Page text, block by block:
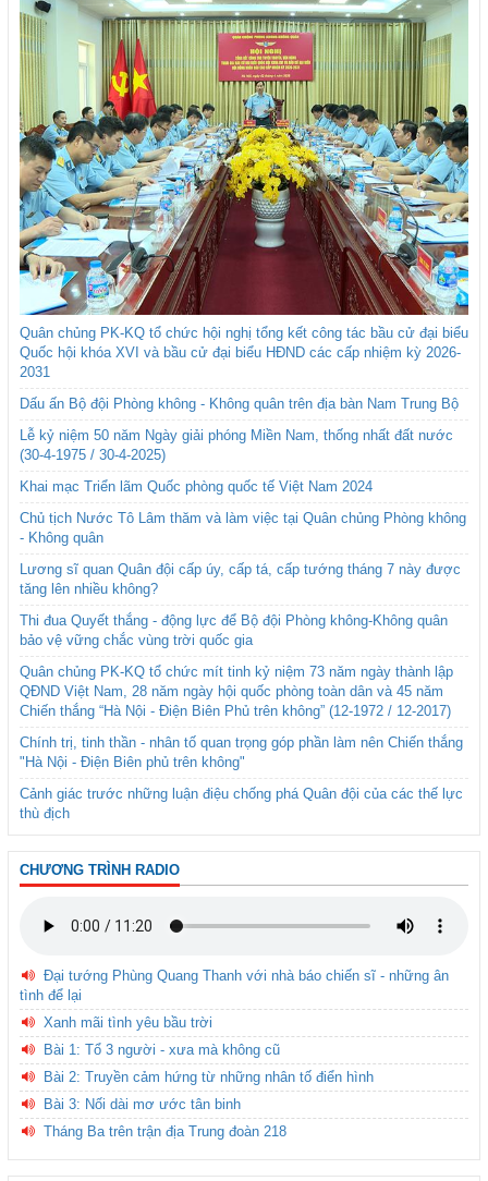
Quân chủng PK-KQ tổ chức hội nghị tổng kết công tác bầu cử đại biểu
Quốc hội khóa XVI và bầu cử đại biểu HĐND các cấp nhiệm kỳ 2026-
2031
Dấu ấn Bộ đội Phòng không - Không quân trên địa bàn Nam Trung Bộ
Lễ kỷ niệm 50 năm Ngày giải phóng Miền Nam, thống nhất đất nước
(30-4-1975 / 30-4-2025)
Khai mạc Triển lãm Quốc phòng quốc tế Việt Nam 2024
Chủ tịch Nước Tô Lâm thăm và làm việc tại Quân chủng Phòng không
- Không quân
Lương sĩ quan Quân đội cấp úy, cấp tá, cấp tướng tháng 7 này được
tăng lên nhiều không?
Thi đua Quyết thắng - động lực để Bộ đội Phòng không-Không quân
bảo vệ vững chắc vùng trời quốc gia
Quân chủng PK-KQ tổ chức mít tinh kỷ niệm 73 năm ngày thành lập
QĐND Việt Nam, 28 năm ngày hội quốc phòng toàn dân và 45 năm
Chiến thắng “Hà Nội - Điện Biên Phủ trên không” (12-1972 / 12-2017)
Chính trị, tinh thần - nhân tố quan trọng góp phần làm nên Chiến thắng
"Hà Nội - Điện Biên phủ trên không"
Cảnh giác trước những luận điệu chống phá Quân đội của các thế lực
thù địch
CHƯƠNG TRÌNH RADIO
Đại tướng Phùng Quang Thanh với nhà báo chiến sĩ - những ân
tình để lại
Xanh mãi tình yêu bầu trời
Bài 1: Tổ 3 người - xưa mà không cũ
Bài 2: Truyền cảm hứng từ những nhân tố điển hình
Bài 3: Nối dài mơ ước tân binh
Tháng Ba trên trận địa Trung đoàn 218